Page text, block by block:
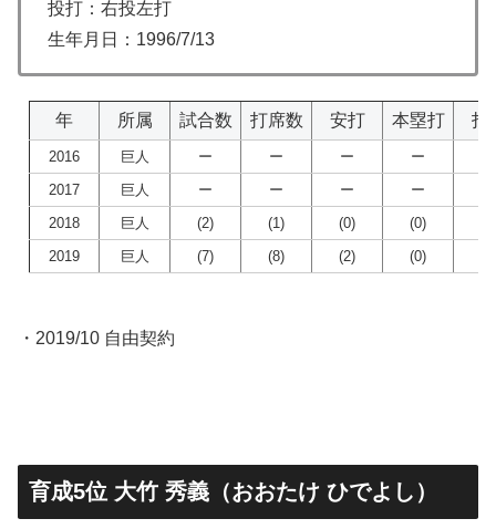
投打：右投左打
生年月日：1996/7/13
年 所属 試合数 打席数 安打 本塁打 打
2016 巨人 ー ー ー ー
2017
巨人 ー ー ー ー
2018
巨人 (2) (1) (0) (0)
2019
巨人 (7) (8) (2) (0)
・2019/10 自由契約
育成5位 大竹 秀義（おおたけ ひでよし）